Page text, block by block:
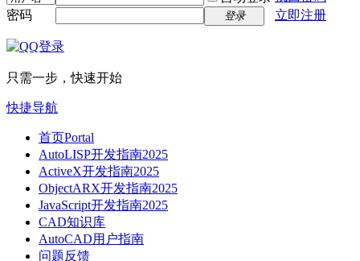
密码
登录 立即注册
只需一步，快速开始
快捷导航
首页Portal
AutoLISP开发指南2025
ActiveX开发指南2025
ObjectARX开发指南2025
JavaScript开发指南2025
CAD知识库
AutoCAD用户指南
问题反馈